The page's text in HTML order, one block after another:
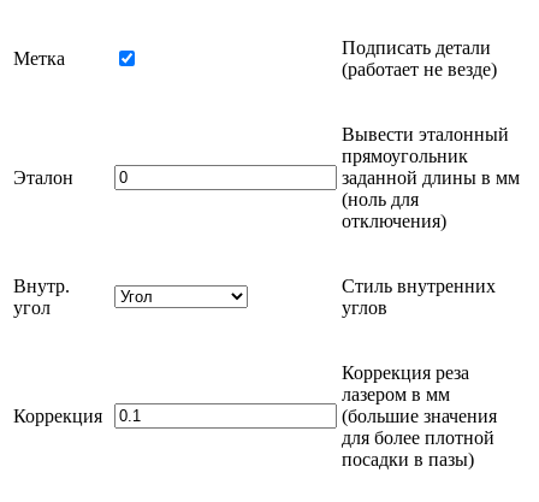
Метка
Подписать детали
(работает не везде)
Эталон
Вывести эталонный
прямоугольник
заданной длины в мм
(ноль для
отключения)
Внутр.
угол
Стиль внутренних
углов
Коррекция
Коррекция реза
лазером в мм
(большие значения
для более плотной
посадки в пазы)